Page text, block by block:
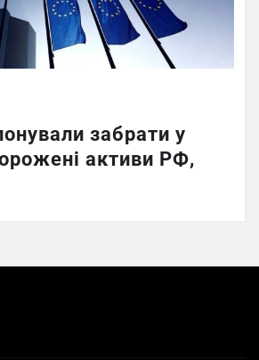
забрати у
активи РФ,